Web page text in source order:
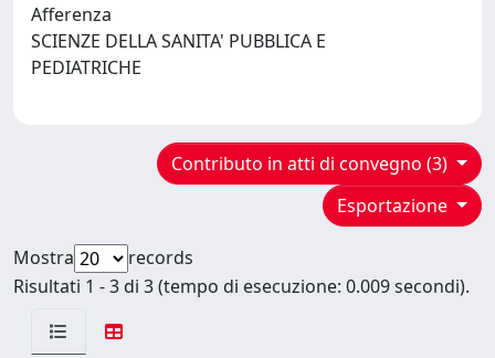
Afferenza
SCIENZE DELLA SANITA' PUBBLICA E
PEDIATRICHE
Contributo in atti di convegno (3)
Esportazione
Mostra
records
Risultati 1 - 3 di 3 (tempo di esecuzione: 0.009 secondi).